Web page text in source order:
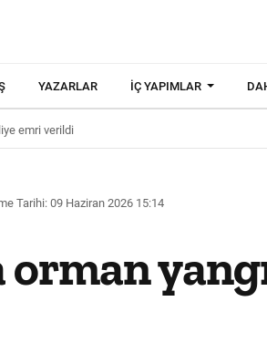
YAZARLAR İÇ YAPIMLAR
emri verildi
Tarihi: 09 Haziran 2026 15:14
orman